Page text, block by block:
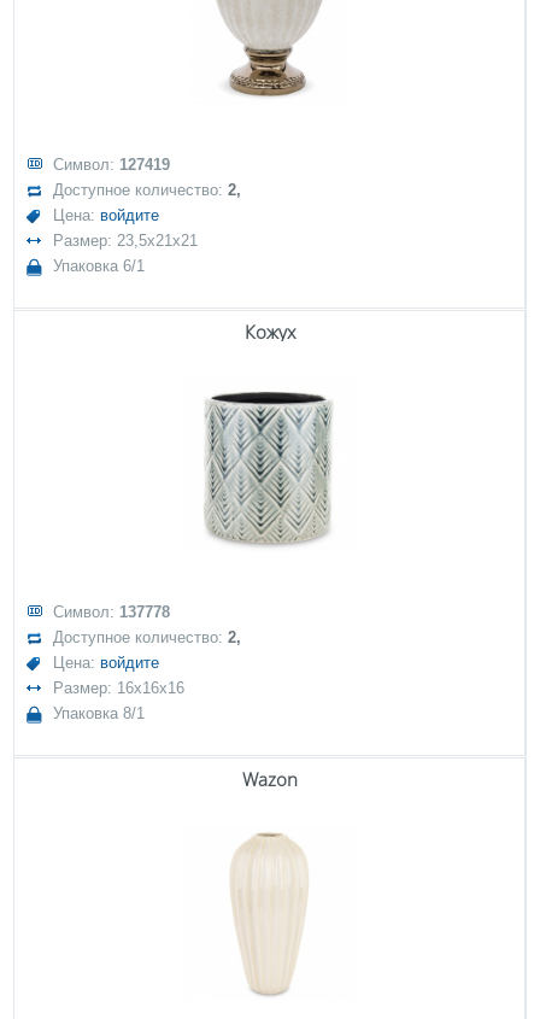
Символ: 127419
Доступное количество:2,
Цена: войдите
Размер: 23,5x21x21
Упаковка 6/1
Кожух
Символ: 137778
Доступное количество:2,
Цена: войдите
Размер: 16x16x16
Упаковка 8/1
Wazon